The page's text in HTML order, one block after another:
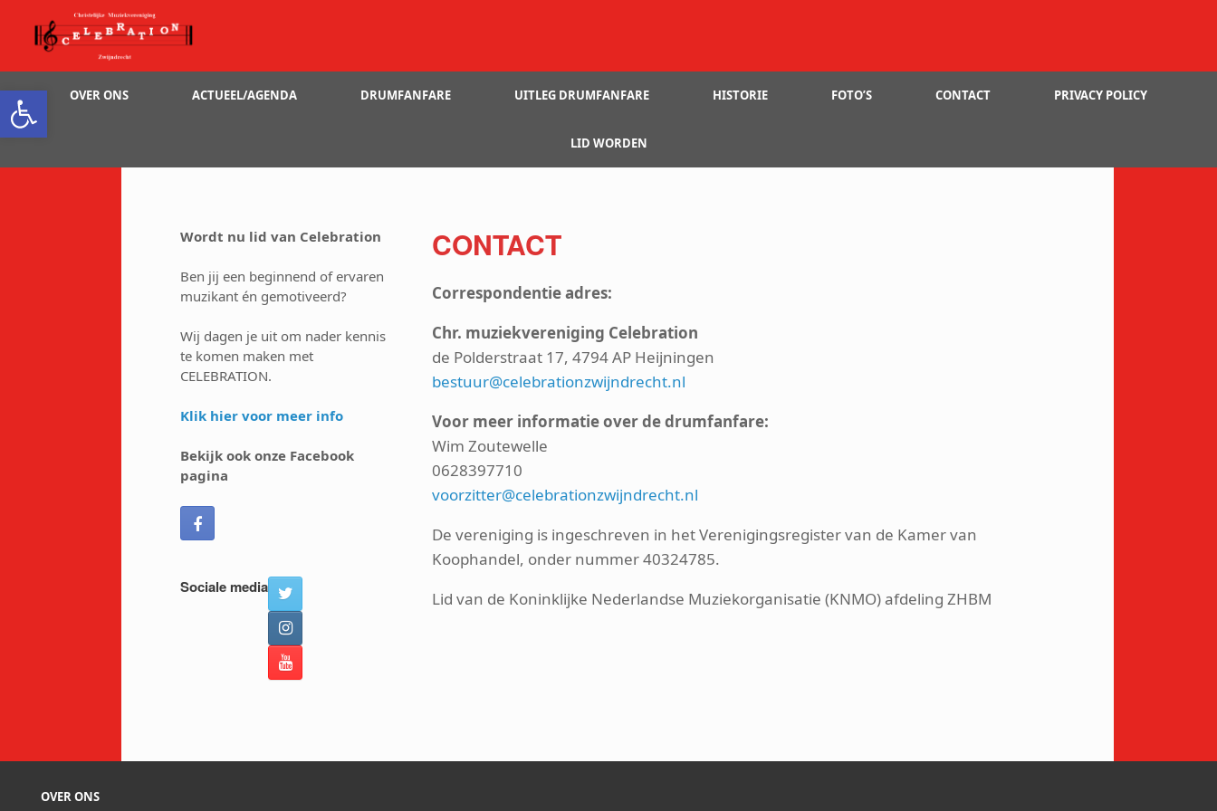
Toolbar openen
inhoud
OVER ONS ACTUEEL/AGENDA DRUMFANFARE UITLEG DRUMFANFARE HISTORIE FOTO’S CONTACT PRIVACY POLICY
LID WORDEN
CONTACT
Correspondentie adres:
Chr. muziekvereniging Celebration
de Polderstraat 17, 4794 AP Heijningen
bestuur@celebrationzwijndrecht.nl
Voor meer informatieover de drumfanfare:
Wim Zoutewelle
0628397710
voorzitter@celebrationzwijndrecht.nl
De vereniging is ingeschreven in het Verenigingsregister van de Kamer van
Koophandel, onder nummer 40324785.
Lid van de Koninklijke Nederlandse Muziekorganisatie (KNMO) afdeling ZHBM
Wordt nu lid van Celebration
Ben jij een beginnend of ervaren
muzikant én gemotiveerd?
Wij dagen je uit om nader kennis
te komen maken met
CELEBRATION.
Klik hier voor meer info
Bekijk ook onze Facebook
pagina
Sociale media
OVER ONS